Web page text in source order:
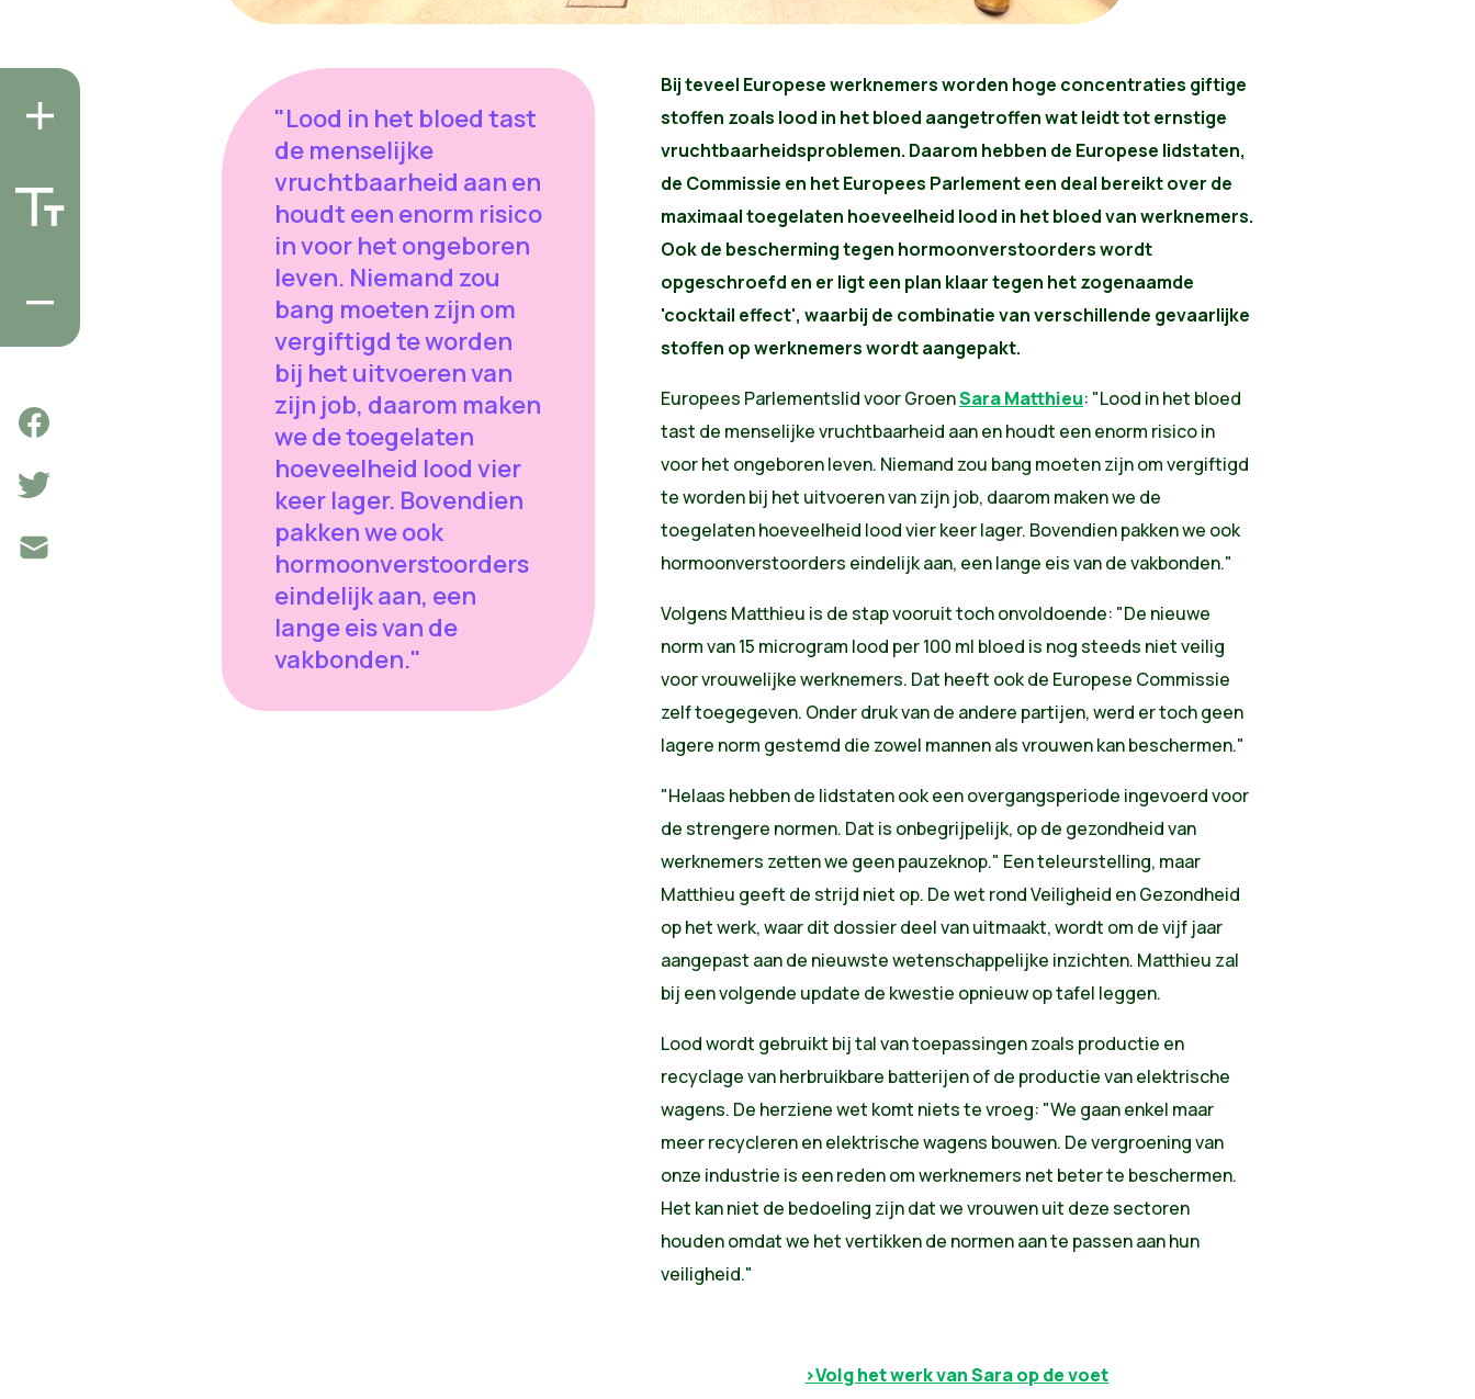
"Lood in het bloed tast
de menselijke
vruchtbaarheid aan en
houdt een enorm risico
in voor het ongeboren
leven. Niemand zou
bang moeten zijn om
vergiftigd te worden
bij het uitvoeren van
zijn job, daarom maken
we de toegelaten
hoeveelheid lood vier
keer lager. Bovendien
pakken we ook
hormoonverstoorders
eindelijk aan, een
lange eis van de
vakbonden."
Bij teveel Europese werknemers worden hoge concentraties giftige
stoffen zoals lood in het bloed aangetroffen wat leidt tot ernstige
vruchtbaarheidsproblemen. Daarom hebben de Europese lidstaten,
de Commissie en het Europees Parlement een deal bereikt over de
maximaal toegelaten hoeveelheid lood in het bloed van werknemers.
Ook de bescherming tegen hormoonverstoorders wordt
opgeschroefd en er ligt een plan klaar tegen het zogenaamde
'cocktail effect', waarbij de combinatie van verschillende gevaarlijke
stoffen op werknemers wordt aangepakt.
Europees Parlementslid voor GroenSara Matthieu: "Lood in het bloed
tast de menselijke vruchtbaarheid aan en houdt een enorm risico in
voor het ongeboren leven. Niemand zou bang moeten zijn om vergiftigd
te worden bij het uitvoeren van zijn job, daarom maken we de
toegelaten hoeveelheid lood vier keer lager. Bovendien pakken we ook
hormoonverstoorders eindelijk aan, een lange eis van de vakbonden."
Volgens Matthieu is de stap vooruit toch onvoldoende: "De nieuwe
norm van 15 microgram lood per 100 ml bloed is nog steeds niet veilig
voor vrouwelijke werknemers. Dat heeft ook de Europese Commissie
zelf toegegeven. Onder druk van de andere partijen, werd er toch geen
lagere norm gestemd die zowel mannen als vrouwen kan beschermen."
"Helaas hebben de lidstaten ook een overgangsperiode ingevoerd voor
de strengere normen. Dat is onbegrijpelijk, op de gezondheid van
werknemers zetten we geen pauzeknop." Een teleurstelling, maar
Matthieu geeft de strijd niet op. De wet rond Veiligheid en Gezondheid
op het werk, waar dit dossier deel van uitmaakt, wordt om de vijf jaar
aangepast aan de nieuwste wetenschappelijke inzichten. Matthieu zal
bij een volgende update de kwestie opnieuw op tafel leggen.
Lood wordt gebruikt bij tal van toepassingen zoals productie en
recyclage van herbruikbare batterijen of de productie van elektrische
wagens. De herziene wet komt niets te vroeg: "We gaan enkel maar
meer recycleren en elektrische wagens bouwen. De vergroening van
onze industrie is een reden om werknemers net beter te beschermen.
Het kan niet de bedoeling zijn dat we vrouwen uit deze sectoren
houden omdat we het vertikken de normen aan te passen aan hun
veiligheid."
>Volg het werk van Sara op de voet